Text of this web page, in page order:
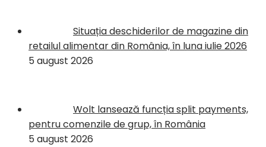
Situația deschiderilor de magazine din
retailul alimentar din România, în luna iulie 2026
5 august 2026
Wolt lansează funcția split payments,
pentru comenzile de grup, în România
5 august 2026